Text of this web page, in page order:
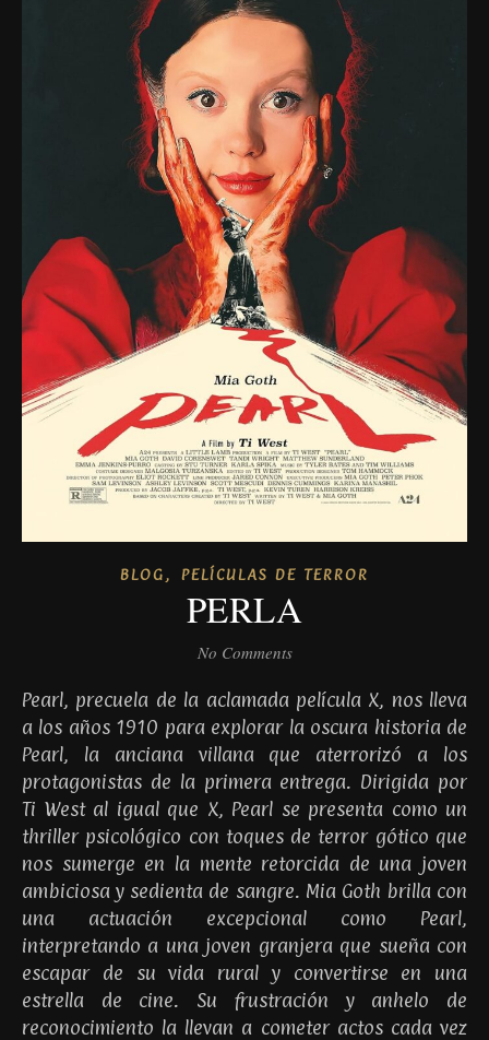
BLOG, PELÍCULAS DE TERROR
PERLA
No Comments
Pearl, precuela de la aclamada película X, nos lleva
a los años 1910 para explorar la oscura historia de
Pearl, la anciana villana que aterrorizó a los
protagonistas de la primera entrega. Dirigida por
Ti West al igual que X, Pearl se presenta como un
thriller psicológico con toques de terror gótico que
nos sumerge en la mente retorcida de una joven
ambiciosa y sedienta de sangre. Mia Goth brilla con
una actuación excepcional como Pearl,
interpretando a una joven granjera que sueña con
escapar de su vida rural y convertirse en una
estrella de cine. Su frustración y anhelo de
reconocimiento la llevan a cometer actos cada vez